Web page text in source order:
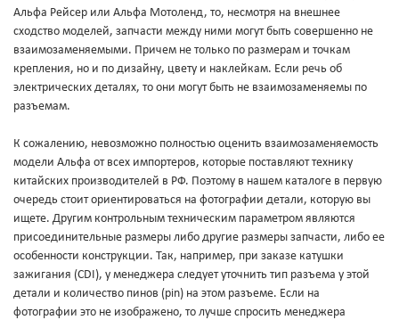
Альфа Рейсер или Альфа Мотоленд, то, несмотря на внешнее
сходство моделей, запчасти между ними могут быть совершенно не
взаимозаменяемыми. Причем не только по размерам и точкам
крепления, но и по дизайну, цвету и наклейкам. Если речь об
электрических деталях, то они могут быть не взаимозаменяемы по
разъемам.
К сожалению, невозможно полностью оценить взаимозаменяемость
модели Альфа от всех импортеров, которые поставляют технику
китайских производителей в РФ. Поэтому в нашем каталоге в первую
очередь стоит ориентироваться на фотографии детали, которую вы
ищете. Другим контрольным техническим параметром являются
присоединительные размеры либо другие размеры запчасти, либо ее
особенности конструкции. Так, например, при заказе катушки
зажигания (CDI), у менеджера следует уточнить тип разъема у этой
детали и количество пинов (pin) на этом разъеме. Если на
фотографии это не изображено, то лучше спросить менеджера